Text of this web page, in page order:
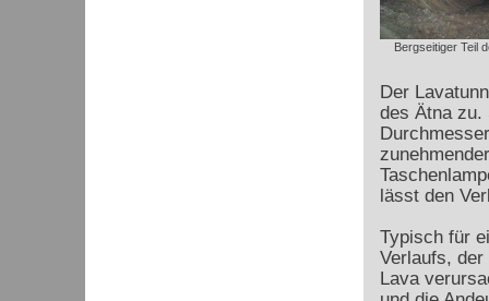
Bergseitiger Teil
Der
des Ätna zu.
lässt den
Typisch für
Verlaufs,
Lava